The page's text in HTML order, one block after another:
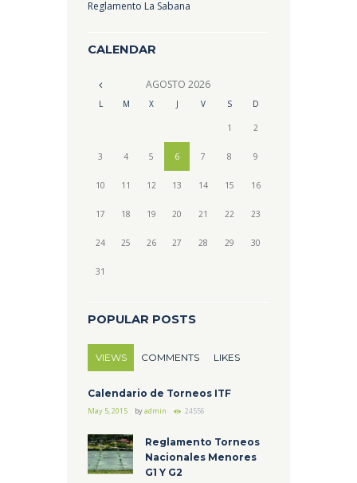
Reglamento La Sabana
CALENDAR
AGOSTO 2026
L M X J V S D
1 2
3 4 5 6 7 8 9
10 11 12 13 14 15 16
17 18 19 20 21 22 23
24 25 26 27 28 29 30
31
POPULAR POSTS
VIEWS COMMENTS LIKES
Calendario de Torneos ITF
May 5, 2015 byadmin 24556
Reglamento Torneos
Nacionales Menores
G1 Y G2